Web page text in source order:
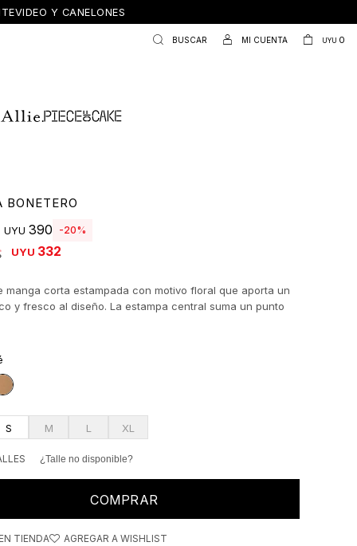
Y CANELONES
UYU 0
BONETERO
UYU 390
20
UYU 332
manga corta estampada con motivo floral que aporta un
y fresco al diseño. La estampa central suma un punto
perder equilibrio, logrando una prenda versátil que
Su silueta clásica y cómoda la convierte en un infaltable
S M L XL
¿Talle no disponible?
COMPRAR
TIENDA